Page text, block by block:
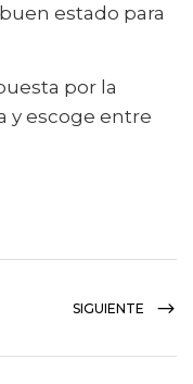
estado para
por la
y escoge entre
SIGUIENTE